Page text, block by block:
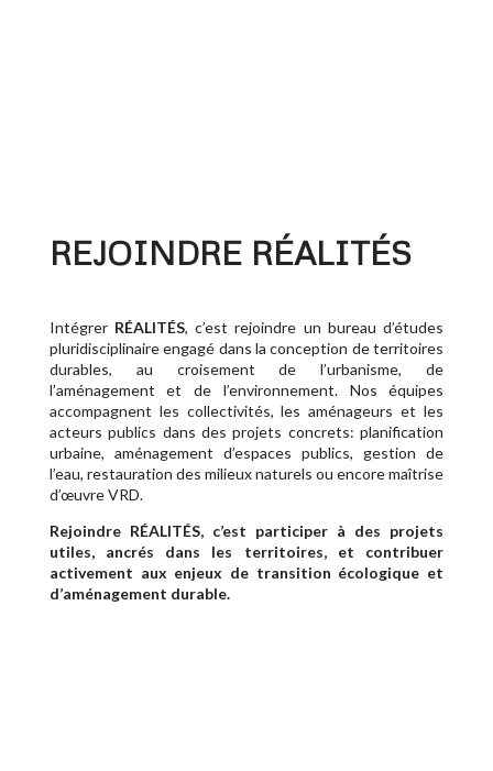
REJOINDRE RÉALITÉS
Intégrer RÉALITÉS, c’est rejoindre un bureau d’études
pluridisciplinaire engagé dans la conception de territoires
durables, au croisement de l’urbanisme, de
l’aménagement et de l’environnement. Nos équipes
accompagnent les collectivités, les aménageurs et les
acteurs publics dans des projets concrets: planification
urbaine, aménagement d’espaces publics, gestion de
l’eau, restauration des milieux naturels ou encore maîtrise
d’œuvre VRD.
Rejoindre RÉALITÉS, c’est participer à des projets
utiles, ancrés dans les territoires, et contribuer
activement aux enjeux de transition écologique et
d’aménagement durable.